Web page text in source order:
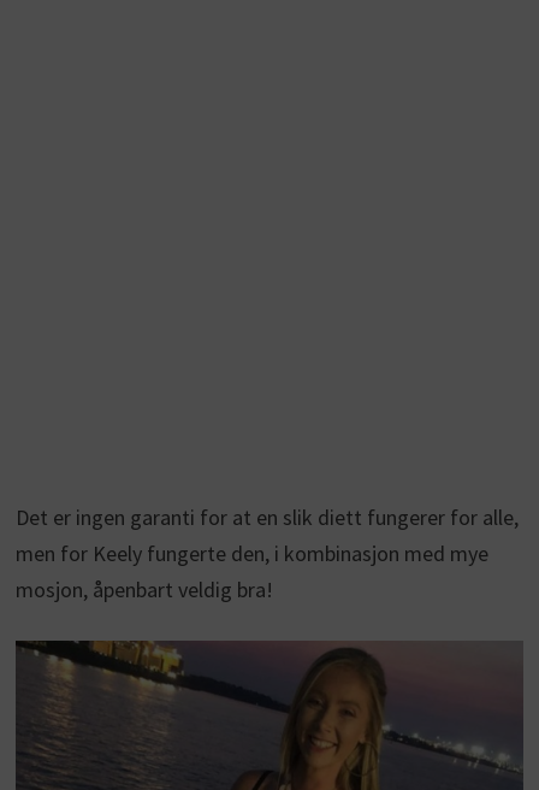
Det er ingen garanti for at en slik diett fungerer for alle,
men for Keely fungerte den, i kombinasjon med mye
mosjon, åpenbart veldig bra!